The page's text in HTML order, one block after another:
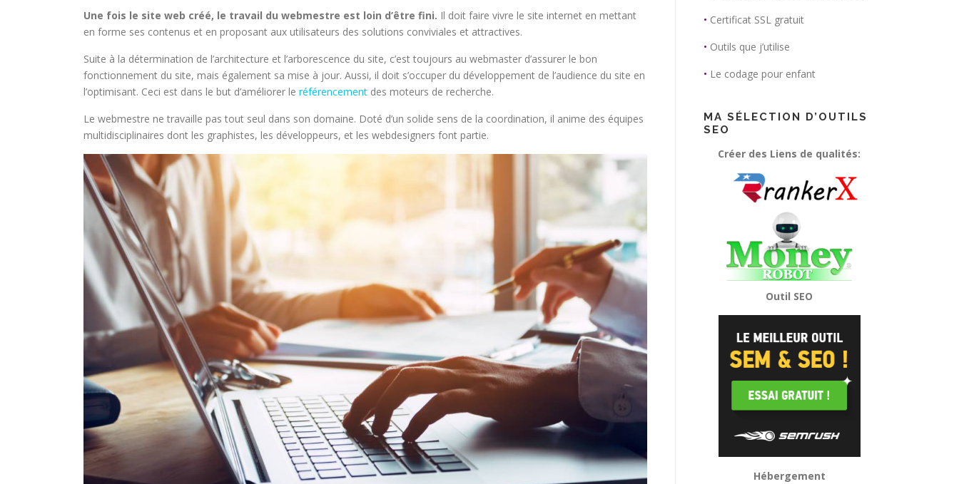
Une fois le site web créé, le travail du webmestre est loin d’être fini. Il doit faire vivre le site internet en mettant
en forme ses contenus et en proposant aux utilisateurs des solutions conviviales et attractives.
Suite à la détermination de l’architecture et l’arborescence du site, c’est toujours au webmaster d’assurer le bon
fonctionnement du site, mais également sa mise à jour. Aussi, il doit s’occuper du développement de l’audience du site en
l’optimisant. Ceci est dans le but d’améliorer le référencement des moteurs de recherche.
Le webmestre ne travaille pas tout seul dans son domaine. Doté d’un solide sens de la coordination, il anime des équipes
multidisciplinaires dont les graphistes, les développeurs, et les webdesigners font partie.
• Certificat SSL gratuit
• Outils que j’utilise
• Le codage pour enfant
MA SÉLECTION D’OUTILS
SEO
Créer des Liens de qualités:
Outil SEO
Hébergement